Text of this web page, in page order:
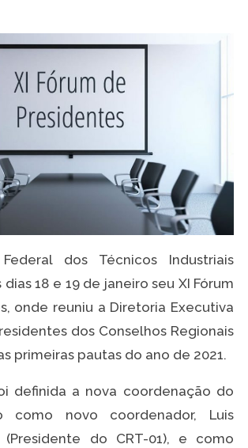
dos Técnicos Industriais
18 e 19 de janeiro seu XI Fórum
onde reuniu a Diretoria Executiva
dos Conselhos Regionais
primeiras pautas do ano de 2021.
definida a nova coordenação do
como novo coordenador, Luis
(Presidente do CRT-01), e como